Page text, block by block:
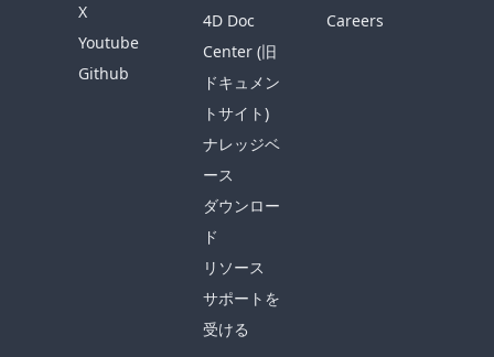
X
Youtube
Github
4D Doc
Center (旧
ドキュメン
トサイト)
ナレッジベ
ース
ダウンロー
ド
リソース
サポートを
受ける
Careers